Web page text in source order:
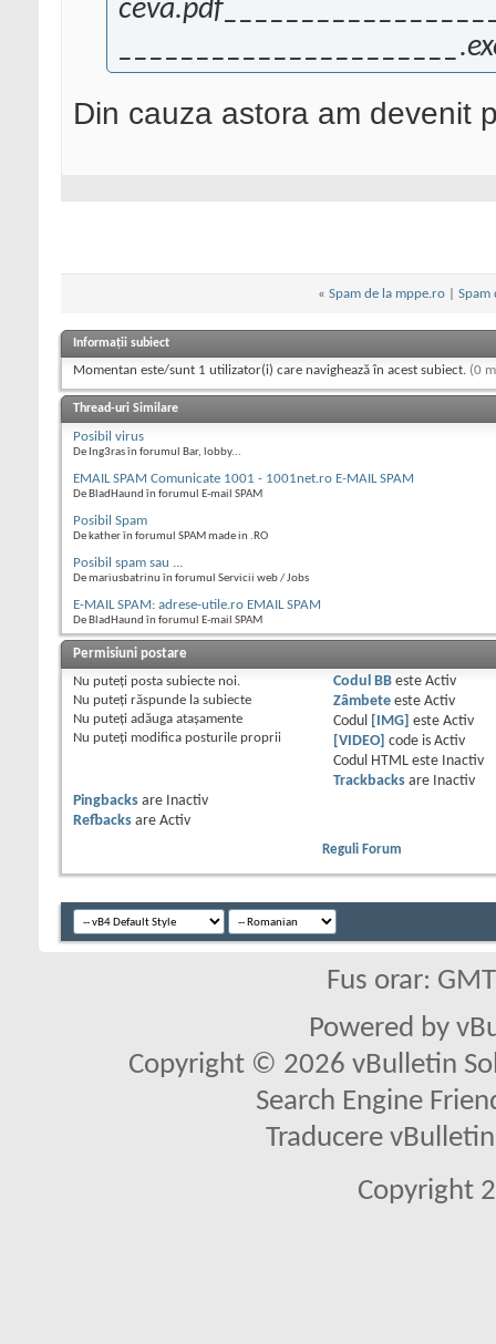
Din cauza astora am devenit
« Spam de la mppe.ro| Spam
Informații subiect
Momentan este/sunt 1 utilizator(i) care navighează în acest subiect. (0
Thread-uri Similare
Posibil virus
De Ing3ras în forumul Bar, lobby...
EMAIL SPAM Comunicate 1001 - 1001net.ro E-MAIL SPAM
De BladHaund în forumul E-mail SPAM
Posibil Spam
De kather în forumul SPAM made in .RO
Posibil spam sau ...
De mariusbatrinu în forumul Servicii web / Jobs
E-MAIL SPAM: adrese-utile.ro EMAIL SPAM
De BladHaund în forumul E-mail SPAM
Permisiuni postare
Nu puteţi posta subiecte noi.
Nu puteţi răspunde la subiecte
Nu puteţi adăuga ataşamente
Nu puteţi modifica posturile proprii
Codul BBeste Activ
Zâmbeteeste Activ
Codul
[IMG] este Activ
[VIDEO] code is Activ
Codul HTML este
Inactiv
Trackbacksare
Inactiv
Pingbacks are
Inactiv
Refbacks are Activ
Reguli Forum
Fus orar:
Powered by
Copyright © 2026 vBulletin
Search Engine
Traducere
Copyright